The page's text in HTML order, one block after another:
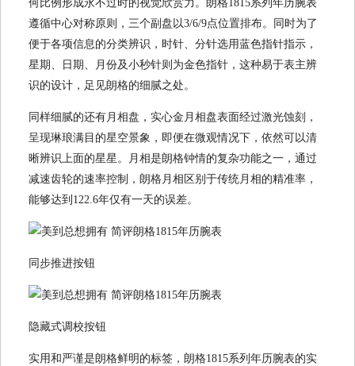
何比例形成永不过时的视觉欣赏力。朗格1815系列年历腕表
遵循中心对称原则，三个副盘以3/6/9点位置排布。同时为了
便于各项信息的分类辨识，时针、分针选用蓝色指针指示，
星期、日期、月份及小秒针则为金色指针，这种易于表主辨
识的设计，足见朗格的细腻之处。
同样细腻的还有月相盘，实心金月相盘表面经过激光蚀刻，
呈现琳琅满目的星空景象，即便在微观情况下，依然可以清
晰辨识上面的星星。月相是朗格钟情的复杂功能之一，通过
减速齿轮的速率控制，朗格月相区别于传统月相的精准率，
能够达到122.6年仅有一天的误差。
同步推进按钮
隐藏式调校按钮
实用和严谨是朗格鲜明的标签，朗格1815系列年历腕表的实